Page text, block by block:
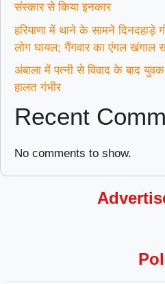
संस्कार से किया इनकार
हरियाणा में थाने के सामने दिनदहाड़े
लोग घायल; गैंगवार का एंगल खंगाल
अंबाला में पत्नी से विवाद के बाद
हालत गंभीर
Recent
No comments to show.